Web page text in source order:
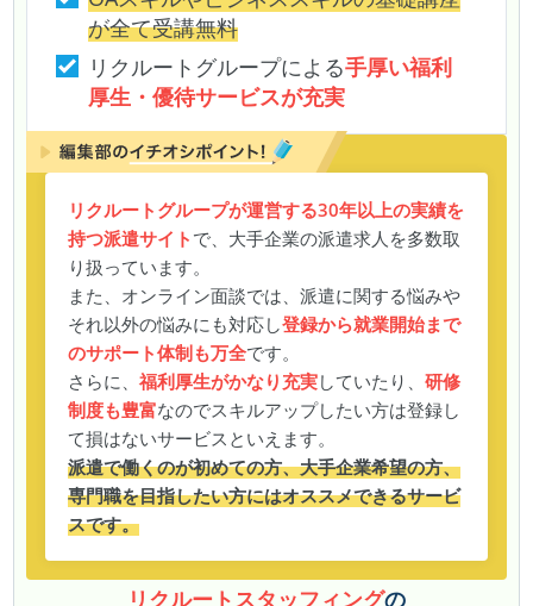
が全て受講無料
リクルートグループによる手厚い福利
厚生・優待サービスが充実
リクルートグループが運営する30年以上の実績を
持つ派遣サイト で、大手企業の派遣求人を多数取
り扱っています。
また、オンライン面談では、派遣に関する悩みや
それ以外の悩みにも対応し登録から就業開始まで
のサポート体制も万全です。
さらに、福利厚生がかなり充実していたり、研修
制度も豊富なのでスキルアップしたい方は登録し
て損はないサービスといえます。
派遣で働くのが初めての方、大手企業希望の方、
専門職を目指したい方にはオススメできるサービ
スです。
リクルートスタッフィングの